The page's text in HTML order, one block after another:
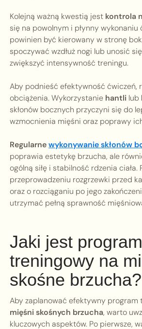
Kolejną ważną kwestią jest kontrola
się na powolnym i płynny wykonaniu
powinien być kierowany w stronę
spoczywać wzdłuż nogi lub unosić
zwiększyć intensywność treningu.
Aby podnieść efektywność ćwiczeń,
obciążenia. Wykorzystanie hantli lub
skłonów bocznych przyczyni się do
wzmocnienia mięśni oraz poprawy
Regularnewykonywanie skłonów
poprawia estetykę brzucha, ale
ogólną siłę i stabilność rdzenia ciała.
przeprowadzeniu rozgrzewki przed
oraz o rozciąganiu po jego
utrzymać pełną sprawność
Jaki jest program
treningowy na
skośne brzucha?
Aby zaplanować efektywny program
mięśni skośnych brzucha, warto
kluczowych aspektów. Po pierwsze,